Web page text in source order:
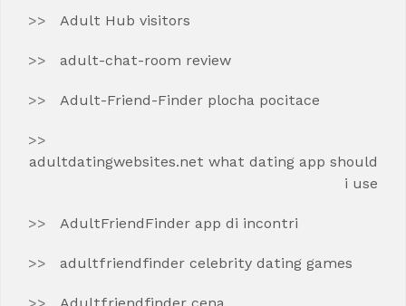
Adult Hub visitors
adult-chat-room review
Adult-Friend-Finder plocha pocitace
adultdatingwebsites.net what dating app should
i use
AdultFriendFinder app di incontri
adultfriendfinder celebrity dating games